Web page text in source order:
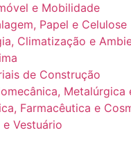
e Mobilidade
Papel e Celulose
Climatização e
de Construção
Metalúrgica
Farmacêutica e
Vestuário